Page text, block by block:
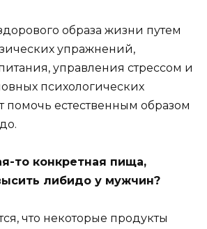
образа жизни путем
упражнений,
управления стрессом и
психологических
помочь естественным образом
то конкретная пища,
либидо у мужчин?
что некоторые продукты